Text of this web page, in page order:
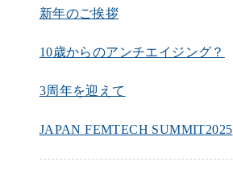
新年のご挨拶
10歳からのアンチエイジング？
3周年を迎えて
JAPAN FEMTECH SUMMIT2025